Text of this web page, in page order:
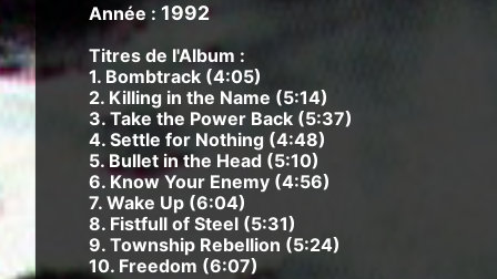
Année : 1992
Titres de l'Album :
1. Bombtrack (4:05)
2. Killing in the Name (5:14)
3. Take the Power Back (5:37)
4. Settle for Nothing (4:48)
5. Bullet in the Head (5:10)
6. Know Your Enemy (4:56)
7. Wake Up (6:04)
8. Fistfull of Steel (5:31)
9. Township Rebellion (5:24)
10. Freedom (6:07)